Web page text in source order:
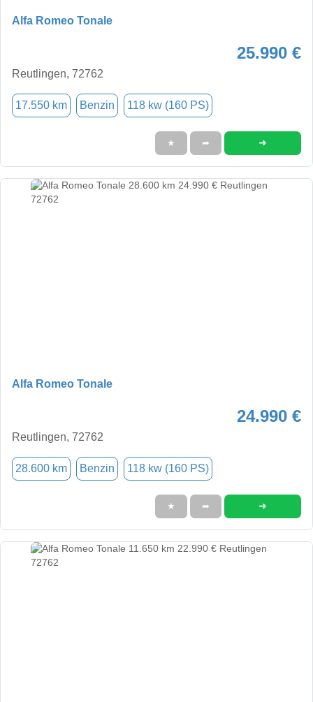
Alfa Romeo Tonale
25.990 €
Reutlingen, 72762
17.550 km Benzin 118 kw (160 PS)
★ ➦ ➜
Alfa Romeo Tonale
24.990 €
Reutlingen, 72762
28.600 km Benzin 118 kw (160 PS)
★ ➦ ➜